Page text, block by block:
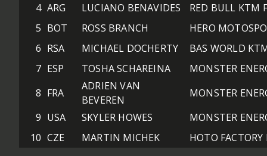
4 ARG LUCIANO BENAVIDES
RED BULL KTM
5 BOT ROSS BRANCH
HERO
6 RSA MICHAEL DOCHERTY
BAS WORLD
7 ESP TOSHA SCHAREINA
MONSTER
8 FRA
ADRIEN VAN
BEVEREN
MONSTER
9 USA SKYLER HOWES
MONSTER
10 CZE MARTIN MICHEK HOTO FACTORY